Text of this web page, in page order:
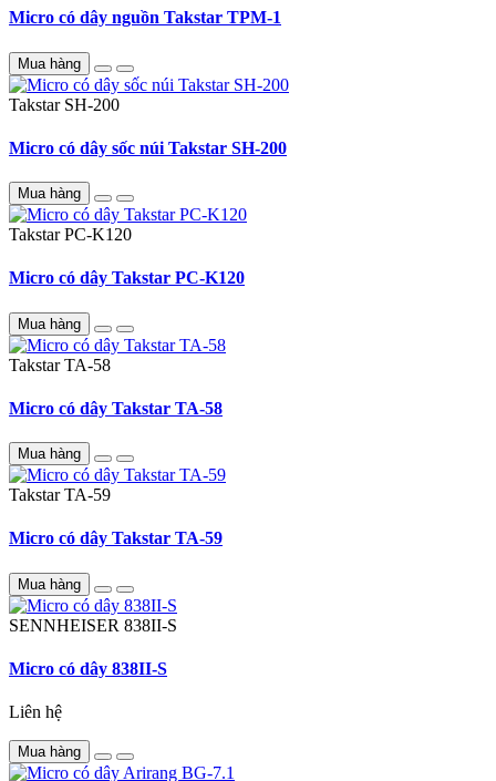
Micro có dây nguồn Takstar TPM-1
Mua hàng
Takstar SH-200
Micro có dây sốc núi Takstar SH-200
Mua hàng
TakstarPC-K120
Micro có dây Takstar PC-K120
Mua hàng
TakstarTA-58
Micro có dây Takstar TA-58
Mua hàng
TakstarTA-59
Micro có dây Takstar TA-59
Mua hàng
SENNHEISER 838II-S
Micro có dây 838II-S
Liên hệ
Mua hàng